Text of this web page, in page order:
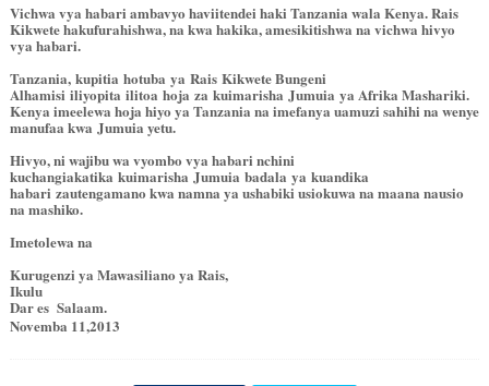
Vichwa vya habari ambavyo haviitendei haki Tanzania wala Kenya. Rais
Kikwete hakufurahishwa, na kwa hakika, amesikitishwa na vichwa hivyo
vya habari.
Tanzania, kupitia hotuba ya Rais Kikwete Bungeni
Alhamisi iliyopita ilitoa hoja za kuimarisha Jumuia ya Afrika Mashariki.
Kenya imeelewa hoja hiyo ya Tanzania na imefanya uamuzi sahihi na wenye
manufaa kwa Jumuia yetu.
Hivyo, ni wajibu wa vyombo vya habari nchini
kuchangiakatika kuimarisha Jumuia badala ya kuandika
habari zautengamano kwa namna ya ushabiki usiokuwa na maana nausio
na mashiko.
Imetolewa na
Kurugenzi ya Mawasiliano ya Rais,
Ikulu
Dar es Salaam.
Novemba 11,2013